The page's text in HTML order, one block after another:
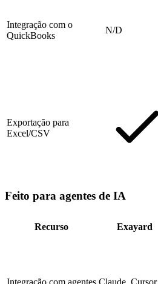
Integração com o
QuickBooks
N/D
Exportação para
Excel/CSV
Feito para agentes de IA
Recurso Exayard
Integração com agentes Claude, Cursor,